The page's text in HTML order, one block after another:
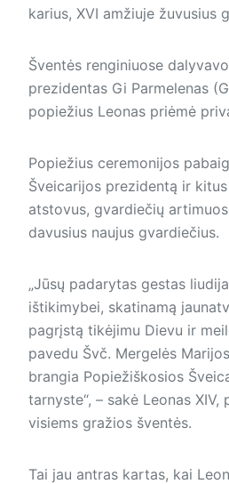
karius, XVI amžiuje žuvusius
Šventės renginiuose
prezidentas Gi Parmelenas
popiežius Leonas priėmė
Popiežius ceremonijos
Šveicarijos prezidentą ir
atstovus, gvardiečių
davusius naujus gvardiečius.
„Jūsų padarytas gestas
ištikimybei, skatinamą
pagrįstą tikėjimu Dievu ir
pavedu Švč. Mergelės
brangia Popiežiškosios
tarnyste“, – sakė Leonas XIV,
visiems gražios šventės.
Tai jau antras kartas, kai